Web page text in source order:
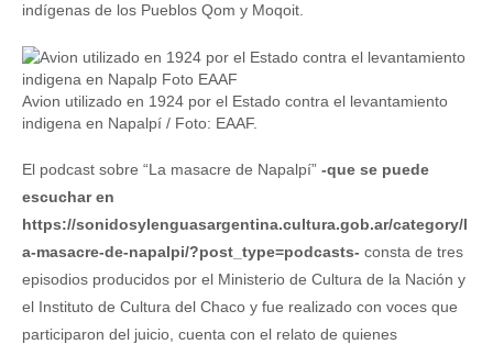
indígenas de los Pueblos Qom y Moqoit.
Avion utilizado en 1924 por el Estado contra el levantamiento
indigena en Napalpí / Foto: EAAF.
El podcast sobre “La masacre de Napalpí” -que se puede
escuchar en
https://sonidosylenguasargentina.cultura.gob.ar/category/l
a-masacre-de-napalpi/?post_type=podcasts- consta de tres
episodios producidos por el Ministerio de Cultura de la Nación y
el Instituto de Cultura del Chaco y fue realizado con voces que
participaron del juicio, cuenta con el relato de quienes